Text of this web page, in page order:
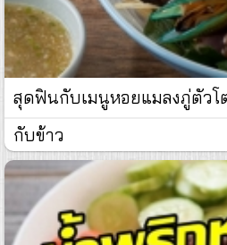
สุดฟินกับเมนูหอยแมลงภู่ตัวโ
กับข้าว